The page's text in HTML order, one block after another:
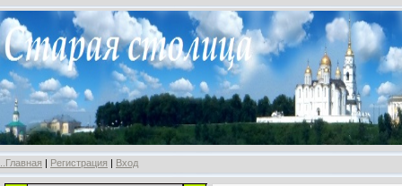
..Главная | Регистрация | Вход